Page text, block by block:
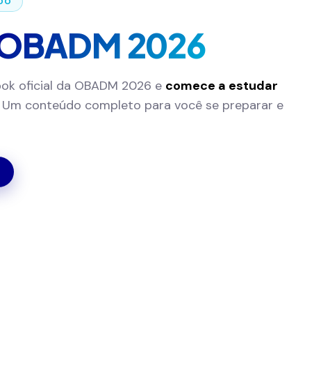
2026
oficial da OBADM 2026 e comece a estudar
conteúdo completo para você se preparar e